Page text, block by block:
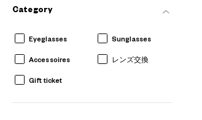
Category
Eyeglasses Sunglasses
Accessoires レンズ交換
Gift ticket